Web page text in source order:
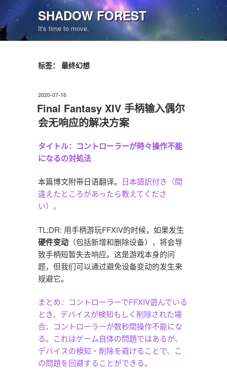
至
内
容
SHADOW FOREST
It's time to move.
标签： 最终幻想
发
布
于
2020-07-16
Final Fantasy XIV 手柄输入偶尔
会无响应的解决方案
タイトル：コントローラーが時々操作不能
になるの対処法
本篇博文附带日语翻译。 日本語訳付き（間
違えたところがあったら教えてくださ
い）。
TL;DR: 用手柄游玩FFXIV的时候，如果发生
硬件变动（包括新增和删除设备），将会导
致手柄短暂失去响应。这是游戏本身的问
题，但我们可以通过避免设备变动的发生来
规避它。
まとめ：コントローラーでFFXIV遊んでいる
とき、デバイスが検知もしく削除された場
合、コントローラーが数秒間操作不能にな
る。これはゲーム自体の問題ではあるが、
デバイスの検知・削除を避けることで、こ
の問題を回避することができる。